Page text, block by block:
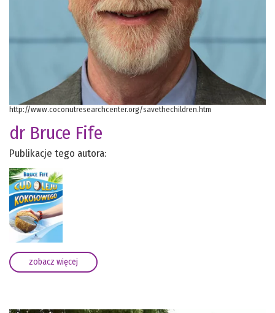
http://www.coconutresearchcenter.org/savethechildren.htm
dr Bruce Fife
Publikacje tego autora:
zobacz więcej